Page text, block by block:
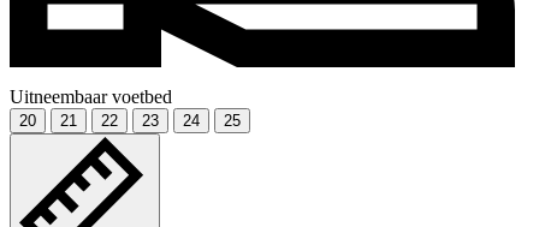
Uitneembaar voetbed
20 21 22 23 24 25